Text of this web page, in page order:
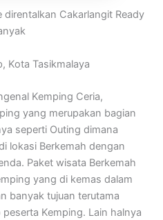
direntalkan Cakarlangit Ready
Kota Tasikmalaya
Kemping Ceria,
yang merupakan bagian
seperti Outing dimana
lokasi Berkemah dengan
Paket wisata Berkemah
yang di kemas dalam
banyak tujuan terutama
Kemping. Lain halnya